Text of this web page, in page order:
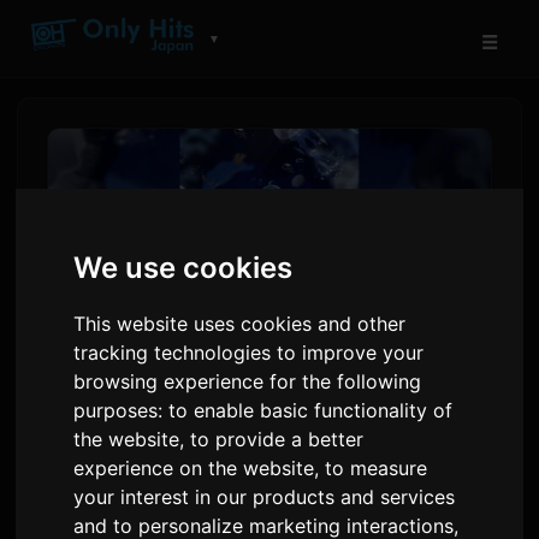
We use cookies
This website uses cookies and other
tracking technologies to improve your
browsing experience for the following
purposes:to enable basic functionality of
the website,to provide a better
experience on the website,to measure
your interest in our products and services
and to personalize marketing interactions,
▼ ☰
ક્રિએટર ડાઇડાઇ હિટ હોરર ગેમ
'એક્વેરિયમ ડઝન્ટ ડાન્સ' નો નવલ
રૂપાંતરણ કરી રહ્યા છે